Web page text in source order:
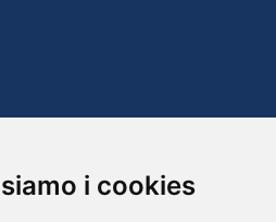
i cookies